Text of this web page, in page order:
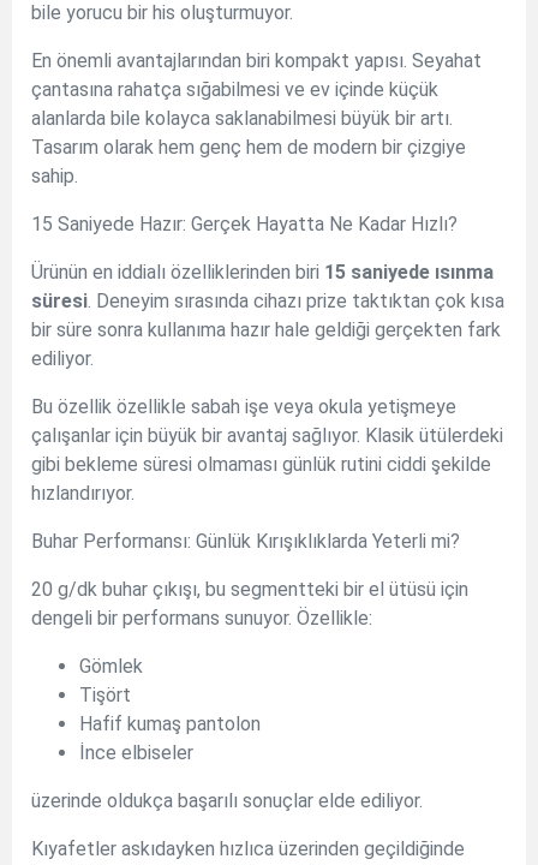
bile yorucu bir his oluşturmuyor.
En önemli avantajlarından biri kompakt yapısı. Seyahat
çantasına rahatça sığabilmesi ve ev içinde küçük
alanlarda bile kolayca saklanabilmesi büyük bir artı.
Tasarım olarak hem genç hem de modern bir çizgiye
sahip.
15 Saniyede Hazır: Gerçek Hayatta Ne Kadar Hızlı?
Ürünün en iddialı özelliklerinden biri 15 saniyede ısınma
süresi. Deneyim sırasında cihazı prize taktıktan çok kısa
bir süre sonra kullanıma hazır hale geldiği gerçekten fark
ediliyor.
Bu özellik özellikle sabah işe veya okula yetişmeye
çalışanlar için büyük bir avantaj sağlıyor. Klasik ütülerdeki
gibi bekleme süresi olmaması günlük rutini ciddi şekilde
hızlandırıyor.
Buhar Performansı: Günlük Kırışıklıklarda Yeterli mi?
20 g/dk buhar çıkışı, bu segmentteki bir el ütüsü için
dengeli bir performans sunuyor. Özellikle:
Gömlek
Tişört
Hafif kumaş pantolon
İnce elbiseler
üzerinde oldukça başarılı sonuçlar elde ediliyor.
Kıyafetler askıdayken hızlıca üzerinden geçildiğinde